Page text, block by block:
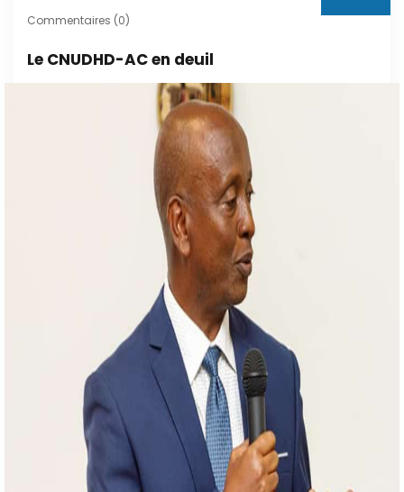
Commentaires (0)
Le CNUDHD-AC en deuil